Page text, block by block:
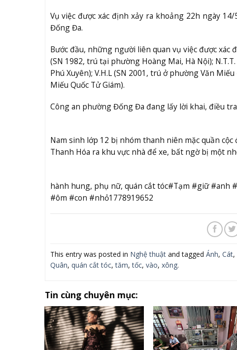
Vụ việc được xác định xảy ra khoảng 22h ngày
Đống Đa.
Bước đầu, những người liên quan vụ việc được xác
(SN 1982, trú tại phường Hoàng Mai, Hà Nội);
Phú Xuyên); V.H.L (SN 2001, trú ở phường Văn
Miếu Quốc Tử Giám).
Công an phường Đống Đa đang lấy lời khai, điều
Nam sinh lớp 12 bị nhóm thanh niên mặc quần
Thanh Hóa ra khu vực nhà để xe, bất ngờ bị một
hành hung, phụ nữ, quán cắt tóc#Tạm #giữ
#ôm #con #nhỏ1778919652
This entry was posted in Nghệ thuậtand tagged Ánh, Cát,
Quân, quán cắt tóc,tăm,tốc, vào, xông.
Tin cùng chuyên mục: